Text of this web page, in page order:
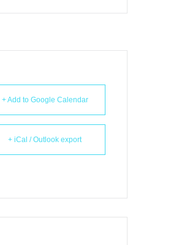
+ Add to Google Calendar
+ iCal / Outlook export